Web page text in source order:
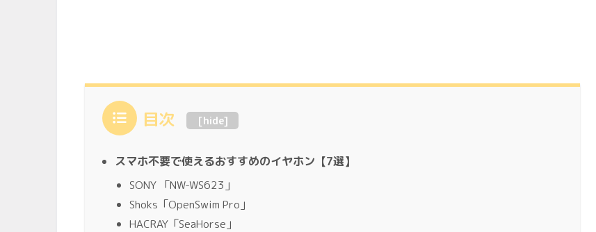
目次 [hide]
スマホ不要で使えるおすすめのイヤホン【7選】
SONY 「NW-WS623」
Shoks「OpenSwim Pro」
HACRAY「SeaHorse」